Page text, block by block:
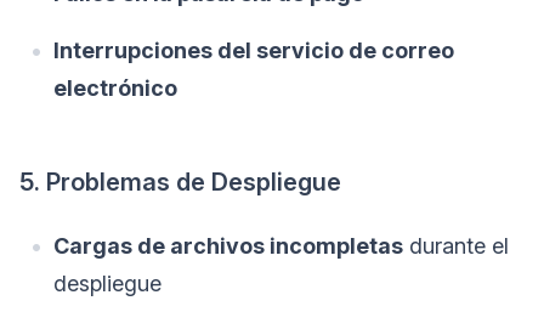
Interrupciones del servicio de correo
electrónico
5. Problemas de Despliegue
Cargas de archivos incompletas durante el
despliegue